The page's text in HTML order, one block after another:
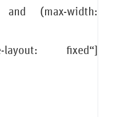
and (max-width:
layout: fixed“]